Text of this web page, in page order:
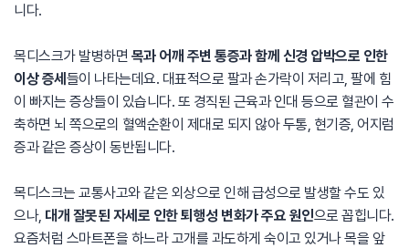
니다.
목디스크가 발병하면 목과 어깨 주변 통증과 함께 신경 압박으로 인한
이상 증세 들이 나타는데요. 대표적으로 팔과 손가락이 저리고, 팔에 힘
이 빠지는 증상들이 있습니다. 또 경직된 근육과 인대 등으로 혈관이 수
축하면 뇌 쪽으로의 혈액순환이 제대로 되지 않아 두통, 현기증, 어지럼
증과 같은 증상이 동반됩니다.
목디스크는 교통사고와 같은 외상으로 인해 급성으로 발생할 수도 있
으나, 대개 잘못된 자세로 인한 퇴행성 변화가 주요 원인으로 꼽힙니다.
요즘처럼 스마트폰을 하느라 고개를 과도하게 숙이고 있거나 목을 앞